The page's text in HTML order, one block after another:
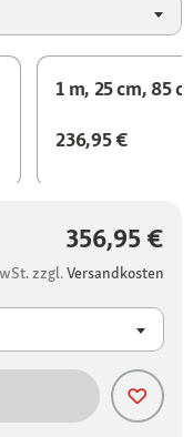
1 m, 25 cm, 85
236,95 €
356,95 €
zzgl.Versandkosten